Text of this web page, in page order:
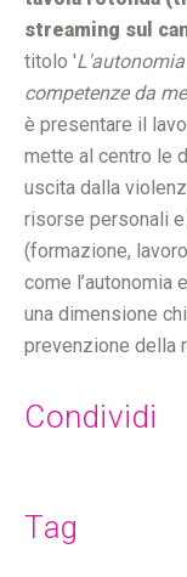
streaming sul
titolo '
competenze da
è presentare il
mette al centro le
uscita dalla
risorse personali
(formazione,
come l’autonomia
una dimensione
prevenzione della
Condividi
Tag